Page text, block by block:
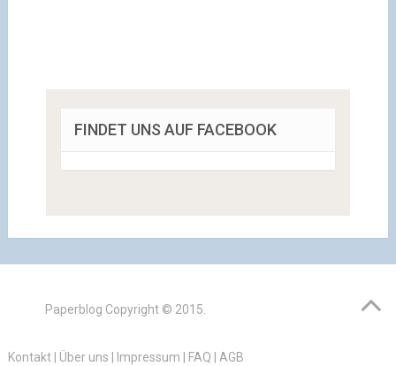
FINDET UNS AUF FACEBOOK
Paperblog Copyright © 2015.
Kontakt| Über uns Impressum FAQ AGB